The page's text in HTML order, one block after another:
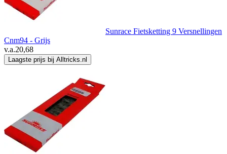
Sunrace Fietsketting 9 Versnellingen
Cnm94 - Grijs
v.a.20,68
Laagste prijs bij Alltricks.nl